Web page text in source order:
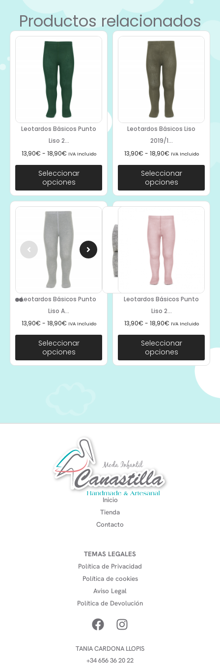
Productos relacionados
Leotardos Básicos Punto
Liso 2...
13,90€ - 18,90€ IVA Incluido
Seleccionar
opciones
Leotardos Básicos Liso
2019/1...
13,90€ - 18,90€ IVA Incluido
Seleccionar
opciones
Leotardos Básicos Punto
Liso A...
13,90€ - 18,90€ IVA Incluido
Seleccionar
opciones
Leotardos Básicos Punto
Liso 2...
13,90€ - 18,90€ IVA Incluido
Seleccionar
opciones
Inicio
Tienda
Contacto
TEMAS LEGALES
Política de Privacidad
Política de cookies
Aviso Legal
Política de Devolución
TANIA CARDONA LLOPIS
+34 656 36 20 22